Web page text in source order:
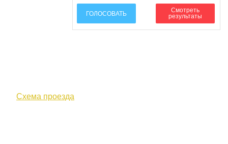
ГОЛОСОВАТЬ
Смотреть
результаты
Схема проезда